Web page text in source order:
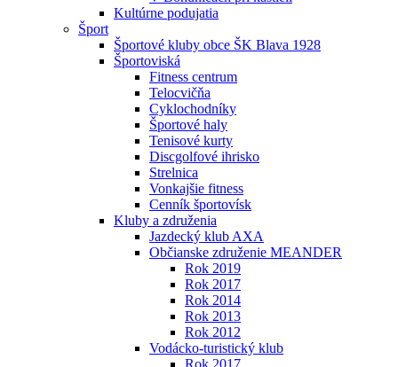
Kultúrne podujatia
Šport
Športové kluby obce ŠK Blava 1928
Športoviská
Fitness centrum
Telocvičňa
Cyklochodníky
Športové haly
Tenisové kurty
Discgolfové ihrisko
Strelnica
Vonkajšie fitness
Cenník športovísk
Kluby a združenia
Jazdecký klub AXA
Občianske združenie MEANDER
Rok 2019
Rok 2017
Rok 2014
Rok 2013
Rok 2012
Vodácko-turistický klub
Rok 2017